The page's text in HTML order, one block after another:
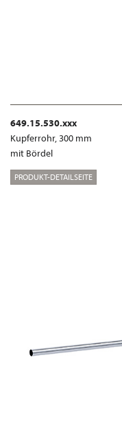
649.15.530.xxx
Kupferrohr, 300 mm
mit Bördel
PRODUKT-DETAILSEITE